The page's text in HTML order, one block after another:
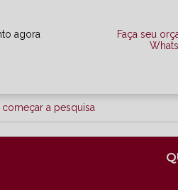
agora
Faça seu